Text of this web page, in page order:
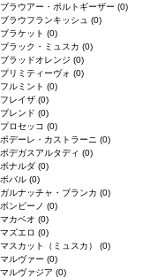
ブラウアー・ポルトギーザー (0)
ブラウフランキッシュ (0)
ブラケット (0)
ブラック・ミュスカ (0)
ブラッドオレンジ (0)
プリミティーヴォ (0)
フルミント (0)
フレイザ (0)
ブレンド (0)
プロセッコ (0)
ポデーレ・カストラーニ (0)
ボデガスアルタディ (0)
ボナルダ (0)
ボバル (0)
ガルナッチャ・ブランカ (0)
ボンビーノ (0)
マカベオ (0)
マズエロ (0)
マスカット（ミュスカ） (0)
マルヴァー (0)
マルヴァジア (0)